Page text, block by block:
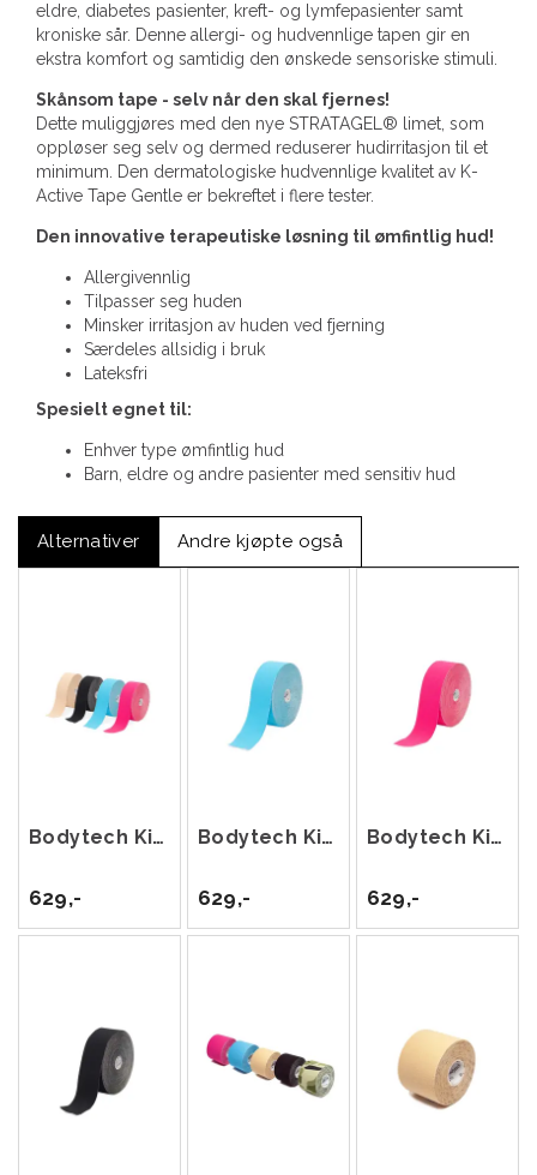
eldre, diabetes pasienter, kreft- og lymfepasienter samt
kroniske sår. Denne allergi- og hudvennlige tapen gir en
ekstra komfort og samtidig den ønskede sensoriske stimuli.
Skånsom tape - selv når den skal fjernes!
Dette muliggjøres med den nye STRATAGEL® limet, som
oppløser seg selv og dermed reduserer hudirritasjon til et
minimum. Den dermatologiske hudvennlige kvalitet av K-
Active Tape Gentle er bekreftet i flere tester.
Den innovative terapeutiske løsning til ømfintlig hud!
Allergivennlig
Tilpasser seg huden
Minsker irritasjon av huden ved fjerning
Særdeles allsidig i bruk
Lateksfri
Spesielt egnet til:
Enhver type ømfintlig hud
Barn, eldre og andre pasienter med sensitiv hud
Alternativer Andre kjøpte også
Bodytech Kinesiology Tape 5cm x 22m
629,-
Bodytech Kinesiology Tape 5cm x 22m Blå
629,-
Bodytech Kinesiology Tape 5cm x 22m Rosa
629,-